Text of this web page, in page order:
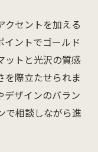
らも好評な理
ルのポイント
ィーク風デザ
イルの秘密
クセントを加える
イントでゴールド
ットと光沢の質感
を際立たせられま
デザインのバラン
で相談しながら進